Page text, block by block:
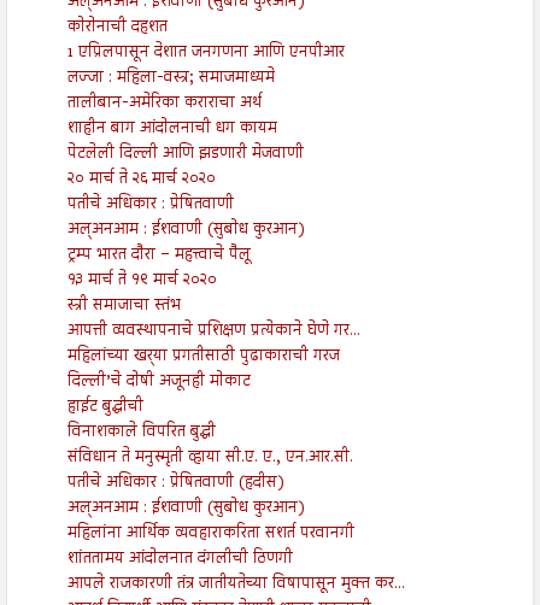
कोरोनाची दहशत
1 एप्रिलपासून देशात जनगणना आणि एनपीआर
लज्जा : महिला-वस्त्र; समाजमाध्यमे
तालीबान-अमेरिका कराराचा अर्थ
शाहीन बाग आंदोलनाची धग कायम
पेटलेली दिल्ली आणि झडणारी मेजवाणी
२० मार्च ते २६ मार्च २०२०
पतीचे अधिकार : प्रेषितवाणी
अल्अनआम : ईशवाणी (सुबोध कुरआन)
ट्रम्प भारत दौरा – महत्त्वाचे पैलू
१३ मार्च ते १९ मार्च २०२०
स्त्री समाजाचा स्तंभ
आपत्ती व्यवस्थापनाचे प्रशिक्षण प्रत्येकाने घेणे गर...
महिलांच्या खर्‍या प्रगतीसाठी पुढाकाराची गरज
दिल्ली’चे दोषी अजूनही मोकाट
हाईट बुद्धीची
विनाशकाले विपरित बुद्धी
संविधान ते मनुस्मृती व्हाया सी.ए. ए., एन.आर.सी.
पतीचे अधिकार : प्रेषितवाणी (हदीस)
अल्अनआम : ईशवाणी (सुबोध कुरआन)
महिलांना आर्थिक व्यवहाराकरिता सशर्त परवानगी
शांततामय आंदोलनात दंगलीची ठिणगी
आपले राजकारणी तंत्र जातीयतेच्या विषापासून मुक्त कर...